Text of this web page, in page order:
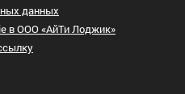
данных
в ООО «АйТи Лоджик»